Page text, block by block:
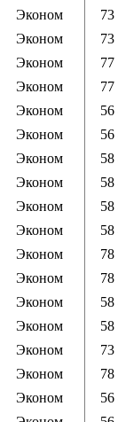
Эконом 73
Эконом 73
Эконом 77
Эконом 77
Эконом 56
Эконом 56
Эконом 58
Эконом 58
Эконом 58
Эконом 58
Эконом 78
Эконом 78
Эконом 58
Эконом 58
Эконом 73
Эконом 78
Эконом 56